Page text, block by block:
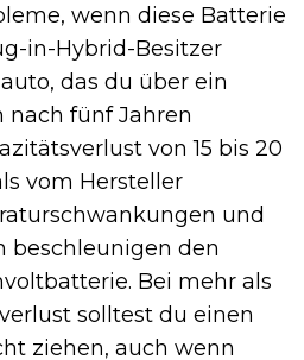
wenn diese Batterie
in-Hybrid-Besitzer
das du über ein
nach fünf Jahren
von 15 bis 20
vom Hersteller
und
beschleunigen den
Bei mehr als
solltest du einen
ziehen, auch wenn